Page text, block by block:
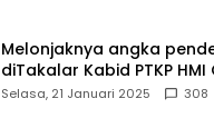
Melonjaknya angka
diTakalar Kabid PTKP
angkat bicara
Selasa, 21 Januari 2025 308